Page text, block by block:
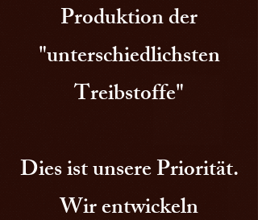
Produktion der
"unterschiedlichsten
Treibstoffe"
Dies ist unsere Priorität.
Wir entwickeln